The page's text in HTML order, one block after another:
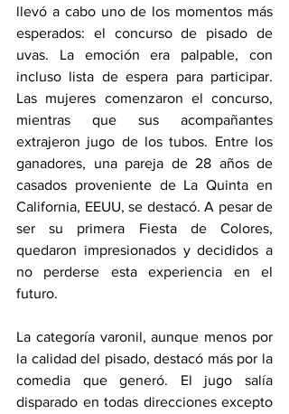
llevó a cabo uno de los momentos más
esperados: el concurso de pisado de
uvas. La emoción era palpable, con
incluso lista de espera para participar.
Las mujeres comenzaron el concurso,
mientras que sus acompañantes
extrajeron jugo de los tubos. Entre los
ganadores, una pareja de 28 años de
casados proveniente de La Quinta en
California, EEUU, se destacó. A pesar de
ser su primera Fiesta de Colores,
quedaron impresionados y decididos a
no perderse esta experiencia en el
futuro.
La categoría varonil, aunque menos por
la calidad del pisado, destacó más por la
comedia que generó. El jugo salía
disparado en todas direcciones excepto